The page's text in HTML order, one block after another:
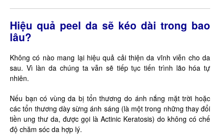
Hiệu quả peel da sẽ kéo dài trong bao
lâu?
Không có nào mang lại hiệu quả cải thiện da vĩnh viễn cho da
sau. Vì làn da chúng ta vẫn sẽ tiếp tục tiến trình lão hóa tự
nhiên.
Nếu bạn có vùng da bị tổn thương do ánh nắng mặt trời hoặc
các tổn thương dày sừng ánh sáng (là một trong những thay đổi
tiền ung thư da, được gọi là Actinic Keratosis) do không có chế
độ chăm sóc da hợp lý.